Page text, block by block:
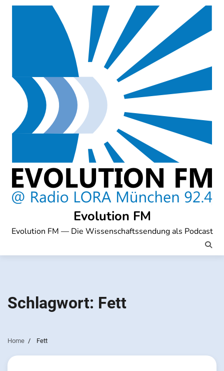
Skip
Evolution FM
Evolution FM — Die Wissenschaftssendung als Podcast
Schlagwort: Fett
Home Fett